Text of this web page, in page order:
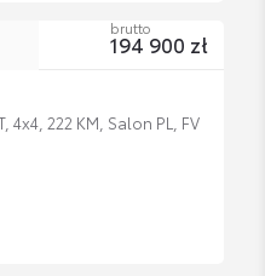
4x4, 222 KM, Salon PL, FV
brutto
194 900 zł